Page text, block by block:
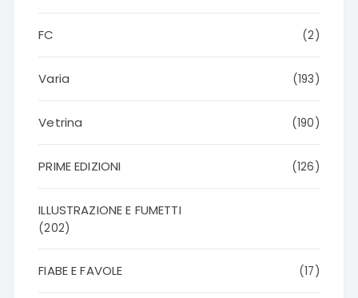
FC (2)
Varia (193)
Vetrina (190)
PRIME EDIZIONI (126)
ILLUSTRAZIONE E FUMETTI
(202)
FIABE E FAVOLE (17)